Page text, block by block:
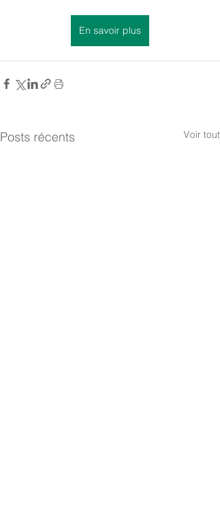
En savoir plus
Posts récents Voir tout